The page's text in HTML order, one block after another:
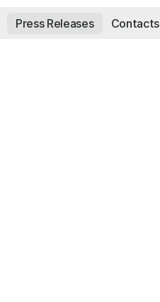
Press Releases Contacts